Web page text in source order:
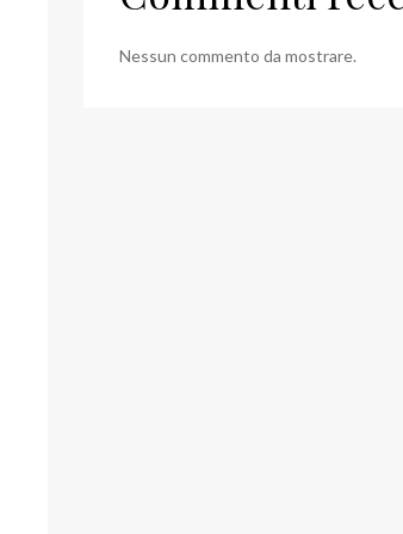
Nessun commento da mostrare.